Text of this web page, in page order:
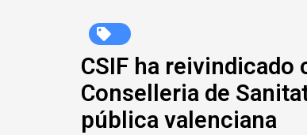
CSIF ha
Conselleria de
pública valenciana